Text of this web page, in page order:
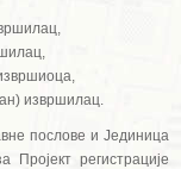
извршилац.
послове и Јединица
регистрације